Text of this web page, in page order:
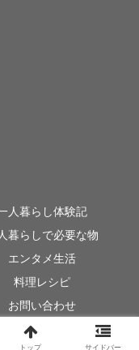
人暮らし体験記
暮らしで必要な物
エンタメ生活
料理レシピ
お問い合わせ
.
トップ サイドバー